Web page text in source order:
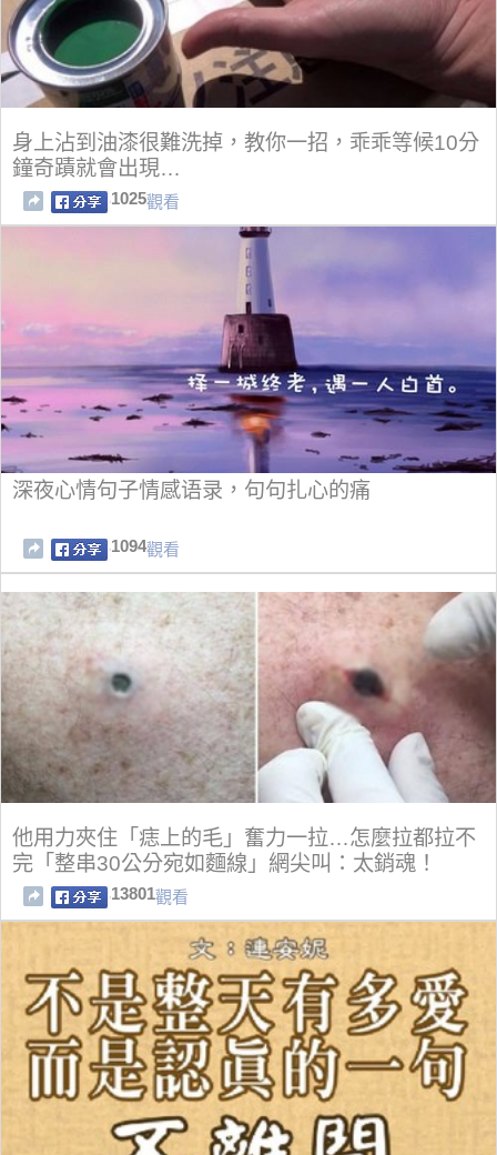
身上沾到油漆很難洗掉，教你一招，乖乖等候10分
鐘奇蹟就會出現…
1025觀看
深夜心情句子情感语录，句句扎心的痛
1094觀看
他用力夾住「痣上的毛」奮力一拉…怎麼拉都拉不
完「整串30公分宛如麵線」網尖叫：太銷魂！
13801觀看